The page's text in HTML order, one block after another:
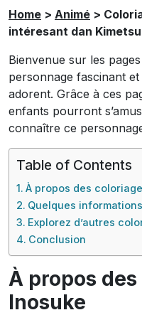
Home > Animé >
intéresant dan Kimetsu
Bienvenue sur les
personnage fascinant
adorent. Grâce à ces
enfants pourront
connaître ce
Table of Contents
À propos des
Quelques
Explorez d’autres
Conclusion
À propos
Inosuke